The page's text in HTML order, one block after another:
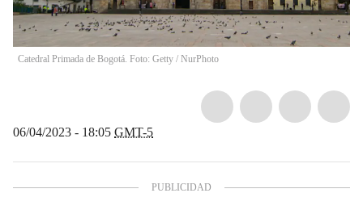
Catedral Primada de Bogotá. Foto: Getty / NurPhoto
06/04/2023 - 18:05 GMT-5